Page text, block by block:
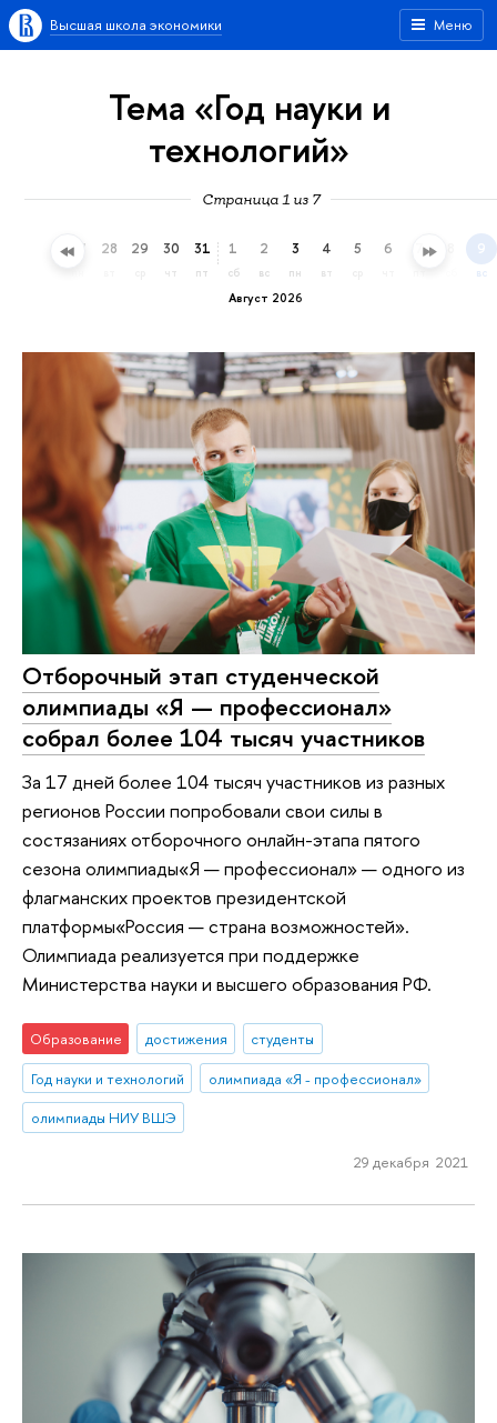
Меню
Высшая школа экономики
Тема «Год науки и
технологий»
Страница 1 из 7
27 28 29 30
чт
31
пт
Август 2026
1
сб
2
вс
3
пн
4
вт
5 6 7 9
вс
Отборочный этап студенческой
олимпиады «Я — профессионал»
собрал более 104 тысяч участников
За 17 дней более 104 тысяч участников из разных
регионов России попробовали свои силы в
состязаниях отборочного онлайн-этапа пятого
сезона олимпиады«Я — профессионал» — одного из
флагманских проектов президентской
платформы«Россия — страна возможностей».
Олимпиада реализуется при поддержке
Министерства науки и высшего образования РФ.
Образование достижения
студенты
Год науки и технологий
олимпиада «Я - профессионал»
олимпиады НИУ ВШЭ
29 декабря 2021